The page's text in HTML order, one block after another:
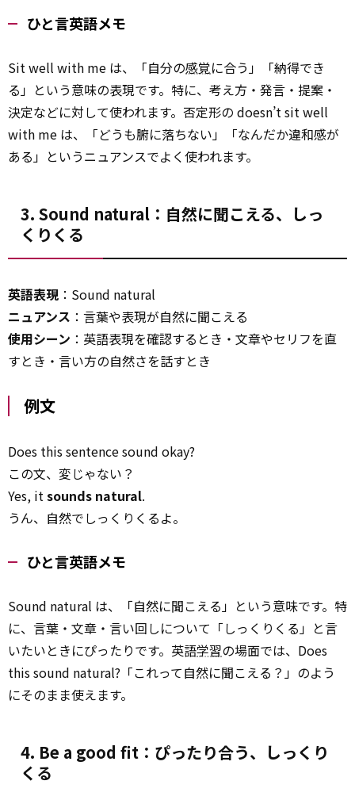
ひと言英語メモ
Sit well with me は、「自分の感覚に合う」「納得でき
る」という意味の表現です。特に、考え方・発言・提案・
決定などに対して使われます。否定形の doesn’t sit well
with me は、「どうも腑に落ちない」「なんだか違和感が
ある」というニュアンスでよく使われます。
3. Sound natural：自然に聞こえる、しっ
くりくる
英語表現 ：Sound natural
ニュアンス ：言葉や表現が自然に聞こえる
使用シーン ：英語表現を確認するとき・文章やセリフを直
すとき・言い方の自然さを話すとき
例文
Does this sentence sound okay?
この文、変じゃない？
Yes, it sounds natural.
うん、自然でしっくりくるよ。
ひと言英語メモ
Sound natural は、「自然に聞こえる」という意味です。特
に、言葉・文章・言い回しについて「しっくりくる」と言
いたいときにぴったりです。英語学習の場面では、Does
this sound natural?「これって自然に聞こえる？」のよう
にそのまま使えます。
4. Be a good fit：ぴったり合う、しっくり
くる